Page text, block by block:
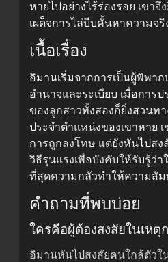
หายไปอย่างไร้ร่องรอย เขา
เผด็จการไล่บีบคั้นหาความจ
เนื้อเรื่อง
อิมานเริ่มจากการเป็นผู้พิพา
อำนาจและระเบียบ เมื่อการ
ของลูกสาวทั้งสองก็ยิ่งสวนท
ประจำตำแหน่งของเขาหาย เ
การถูกลงโทษ แต่ยังหันไปสง
วิธีรุนแรงเพื่อบังคับให้รับรู้ว่
ที่สุดความกลัวทำให้ความสั
คำถามที่พบบ่อย
ใครคือผู้ต้องสงสัยในเห
อิมานหันไปสงสัยคนใกล้ตัวใ